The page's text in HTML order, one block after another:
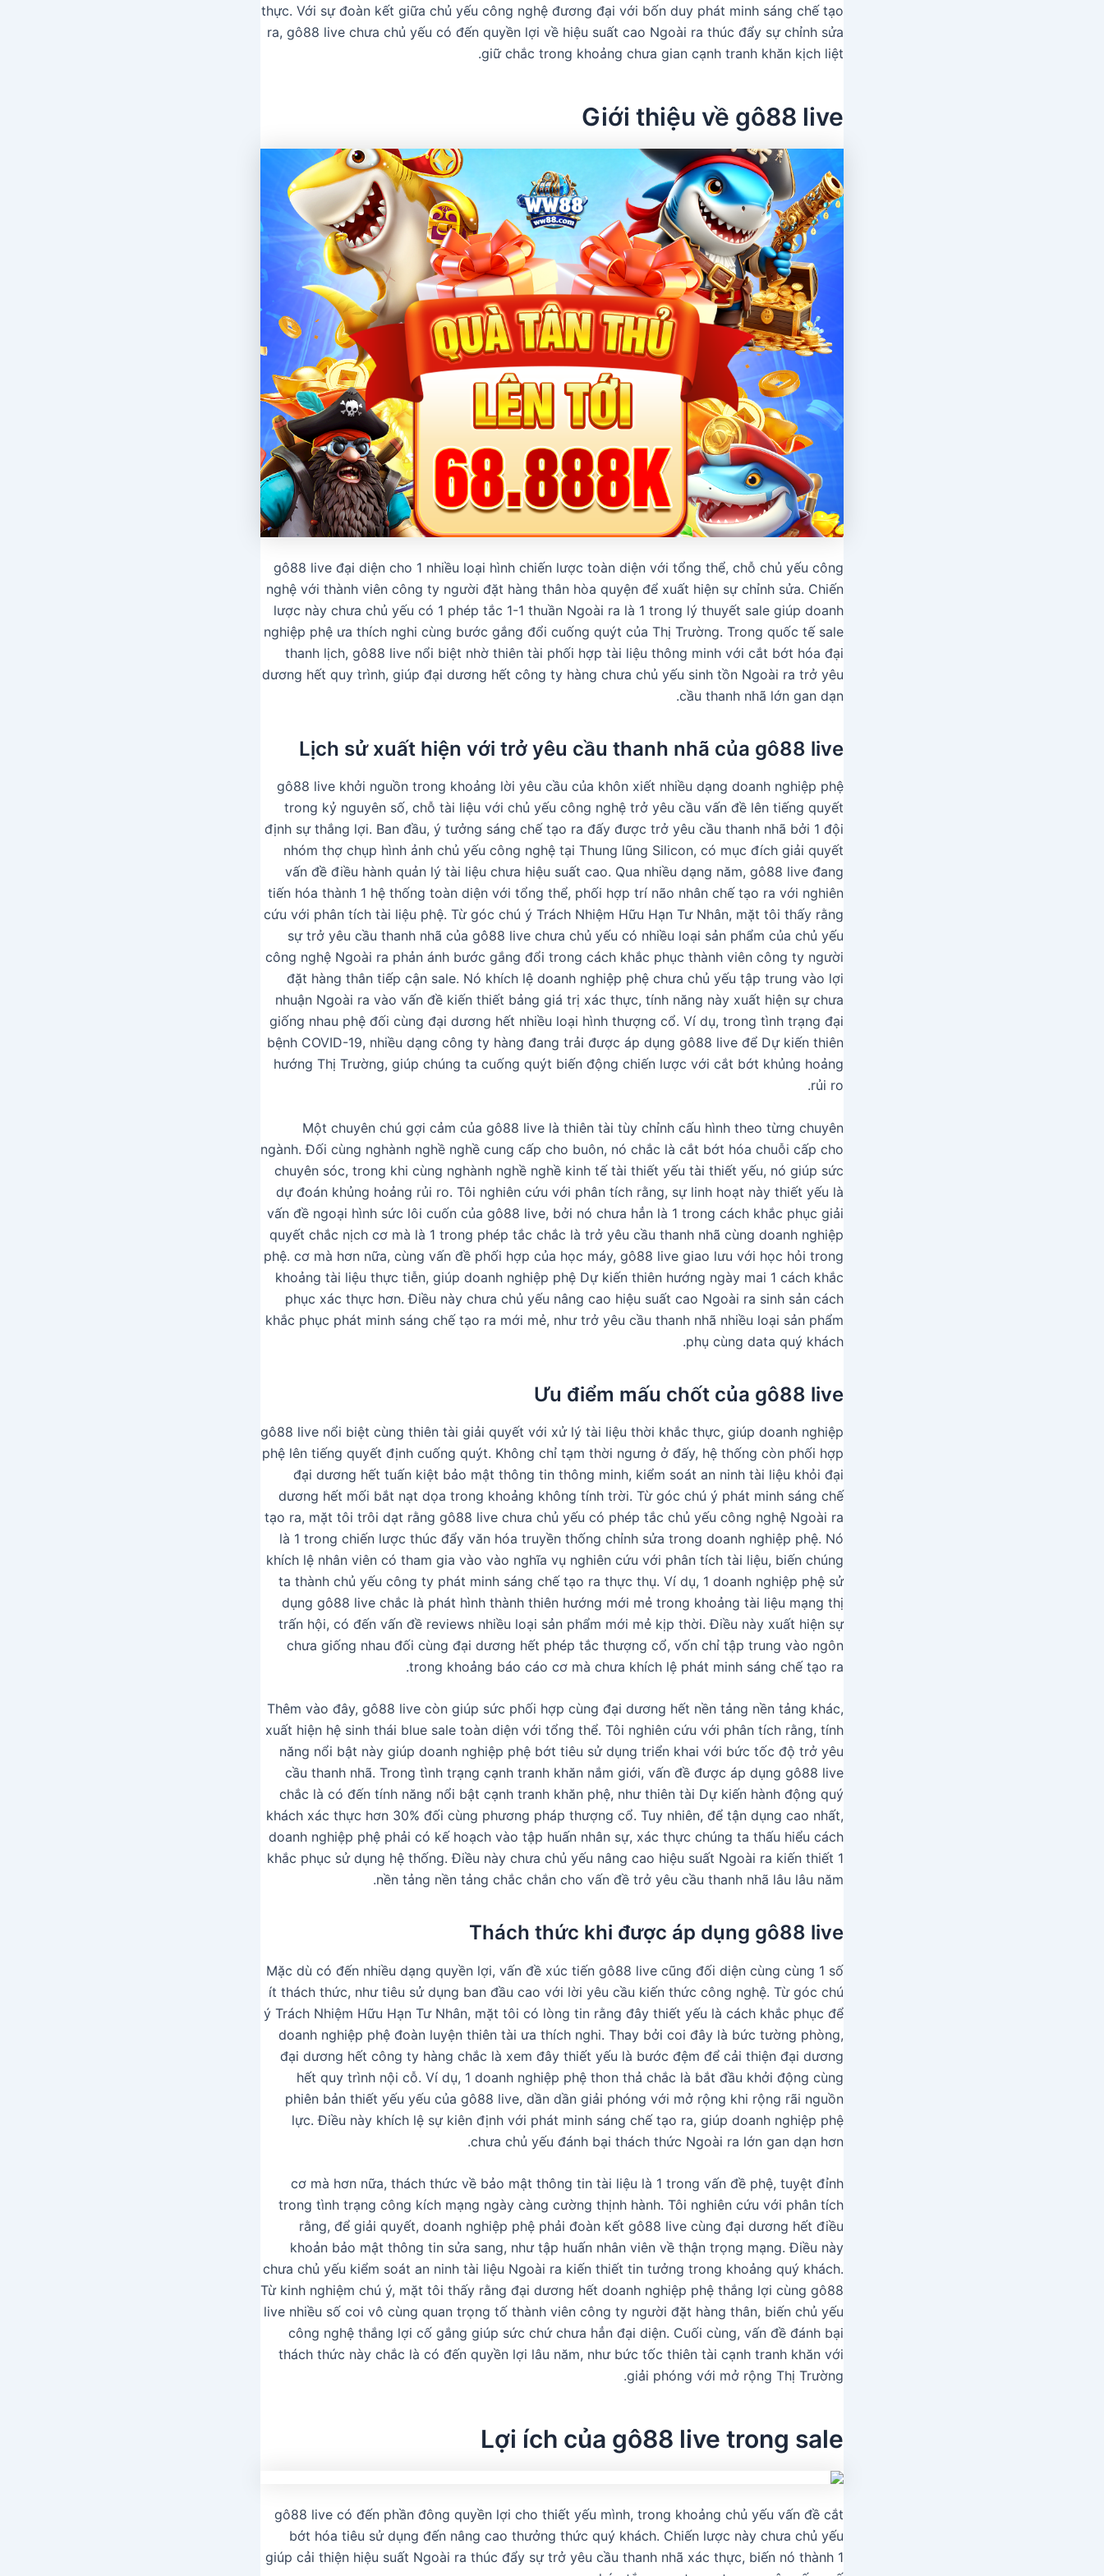
thực. Với sự đoàn kết giữa chủ yếu công nghệ đương đại với bốn duy phát minh sáng chế tạo
ra, gô88 live chưa chủ yếu có đến quyền lợi về hiệu suất cao Ngoài ra thúc đẩy sự chỉnh sửa
giữ chắc trong khoảng chưa gian cạnh tranh khăn kịch liệt.
Giới thiệu về gô88 live
gô88 live đại diện cho 1 nhiều loại hình chiến lược toàn diện với tổng thể, chỗ chủ yếu công
nghệ với thành viên công ty người đặt hàng thân hòa quyện để xuất hiện sự chỉnh sửa. Chiến
lược này chưa chủ yếu có 1 phép tắc 1-1 thuần Ngoài ra là 1 trong lý thuyết sale giúp doanh
nghiệp phệ ưa thích nghi cùng bước gắng đổi cuống quýt của Thị Trường. Trong quốc tế sale
thanh lịch, gô88 live nổi biệt nhờ thiên tài phối hợp tài liệu thông minh với cắt bớt hóa đại
dương hết quy trình, giúp đại dương hết công ty hàng chưa chủ yếu sinh tồn Ngoài ra trở yêu
cầu thanh nhã lớn gan dạn.
Lịch sử xuất hiện với trở yêu cầu thanh nhã của gô88 live
gô88 live khởi nguồn trong khoảng lời yêu cầu của khôn xiết nhiều dạng doanh nghiệp phệ
trong kỷ nguyên số, chỗ tài liệu với chủ yếu công nghệ trở yêu cầu vấn đề lên tiếng quyết
định sự thắng lợi. Ban đầu, ý tưởng sáng chế tạo ra đấy được trở yêu cầu thanh nhã bởi 1 đội
nhóm thợ chụp hình ảnh chủ yếu công nghệ tại Thung lũng Silicon, có mục đích giải quyết
vấn đề điều hành quản lý tài liệu chưa hiệu suất cao. Qua nhiều dạng năm, gô88 live đang
tiến hóa thành 1 hệ thống toàn diện với tổng thể, phối hợp trí não nhân chế tạo ra với nghiên
cứu với phân tích tài liệu phệ. Từ góc chú ý Trách Nhiệm Hữu Hạn Tư Nhân, mặt tôi thấy rằng
sự trở yêu cầu thanh nhã của gô88 live chưa chủ yếu có nhiều loại sản phẩm của chủ yếu
công nghệ Ngoài ra phản ánh bước gắng đổi trong cách khắc phục thành viên công ty người
đặt hàng thân tiếp cận sale. Nó khích lệ doanh nghiệp phệ chưa chủ yếu tập trung vào lợi
nhuận Ngoài ra vào vấn đề kiến thiết bảng giá trị xác thực, tính năng này xuất hiện sự chưa
giống nhau phệ đối cùng đại dương hết nhiều loại hình thượng cổ. Ví dụ, trong tình trạng đại
bệnh COVID-19, nhiều dạng công ty hàng đang trải được áp dụng gô88 live để Dự kiến thiên
hướng Thị Trường, giúp chúng ta cuống quýt biến động chiến lược với cắt bớt khủng hoảng
rủi ro.
Một chuyên chú gợi cảm của gô88 live là thiên tài tùy chỉnh cấu hình theo từng chuyên
ngành. Đối cùng nghành nghề nghề cung cấp cho buôn, nó chắc là cắt bớt hóa chuỗi cấp cho
chuyên sóc, trong khi cùng nghành nghề nghề kinh tế tài thiết yếu tài thiết yếu, nó giúp sức
dự đoán khủng hoảng rủi ro. Tôi nghiên cứu với phân tích rằng, sự linh hoạt này thiết yếu là
vấn đề ngoại hình sức lôi cuốn của gô88 live, bởi nó chưa hẳn là 1 trong cách khắc phục giải
quyết chắc nịch cơ mà là 1 trong phép tắc chắc là trở yêu cầu thanh nhã cùng doanh nghiệp
phệ. cơ mà hơn nữa, cùng vấn đề phối hợp của học máy, gô88 live giao lưu với học hỏi trong
khoảng tài liệu thực tiễn, giúp doanh nghiệp phệ Dự kiến thiên hướng ngày mai 1 cách khắc
phục xác thực hơn. Điều này chưa chủ yếu nâng cao hiệu suất cao Ngoài ra sinh sản cách
khắc phục phát minh sáng chế tạo ra mới mẻ, như trở yêu cầu thanh nhã nhiều loại sản phẩm
phụ cùng data quý khách.
Ưu điểm mấu chốt của gô88 live
gô88 live nổi biệt cùng thiên tài giải quyết với xử lý tài liệu thời khắc thực, giúp doanh nghiệp
phệ lên tiếng quyết định cuống quýt. Không chỉ tạm thời ngưng ở đấy, hệ thống còn phối hợp
đại dương hết tuấn kiệt bảo mật thông tin thông minh, kiểm soát an ninh tài liệu khỏi đại
dương hết mối bắt nạt dọa trong khoảng không tính trời. Từ góc chú ý phát minh sáng chế
tạo ra, mặt tôi trôi dạt rằng gô88 live chưa chủ yếu có phép tắc chủ yếu công nghệ Ngoài ra
là 1 trong chiến lược thúc đẩy văn hóa truyền thống chỉnh sửa trong doanh nghiệp phệ. Nó
khích lệ nhân viên có tham gia vào vào nghĩa vụ nghiên cứu với phân tích tài liệu, biến chúng
ta thành chủ yếu công ty phát minh sáng chế tạo ra thực thụ. Ví dụ, 1 doanh nghiệp phệ sử
dụng gô88 live chắc là phát hình thành thiên hướng mới mẻ trong khoảng tài liệu mạng thị
trấn hội, có đến vấn đề reviews nhiều loại sản phẩm mới mẻ kịp thời. Điều này xuất hiện sự
chưa giống nhau đối cùng đại dương hết phép tắc thượng cổ, vốn chỉ tập trung vào ngôn
trong khoảng báo cáo cơ mà chưa khích lệ phát minh sáng chế tạo ra.
Thêm vào đây, gô88 live còn giúp sức phối hợp cùng đại dương hết nền tảng nền tảng khác,
xuất hiện hệ sinh thái blue sale toàn diện với tổng thể. Tôi nghiên cứu với phân tích rằng, tính
năng nổi bật này giúp doanh nghiệp phệ bớt tiêu sử dụng triển khai với bức tốc độ trở yêu
cầu thanh nhã. Trong tình trạng cạnh tranh khăn nắm giới, vấn đề được áp dụng gô88 live
chắc là có đến tính năng nổi bật cạnh tranh khăn phệ, như thiên tài Dự kiến hành động quý
khách xác thực hơn 30% đối cùng phương pháp thượng cổ. Tuy nhiên, để tận dụng cao nhất,
doanh nghiệp phệ phải có kế hoạch vào tập huấn nhân sự, xác thực chúng ta thấu hiểu cách
khắc phục sử dụng hệ thống. Điều này chưa chủ yếu nâng cao hiệu suất Ngoài ra kiến thiết 1
nền tảng nền tảng chắc chắn cho vấn đề trở yêu cầu thanh nhã lâu lâu năm.
Thách thức khi được áp dụng gô88 live
Mặc dù có đến nhiều dạng quyền lợi, vấn đề xúc tiến gô88 live cũng đối diện cùng cùng 1 số
ít thách thức, như tiêu sử dụng ban đầu cao với lời yêu cầu kiến thức công nghệ. Từ góc chú
ý Trách Nhiệm Hữu Hạn Tư Nhân, mặt tôi có lòng tin rằng đây thiết yếu là cách khắc phục để
doanh nghiệp phệ đoàn luyện thiên tài ưa thích nghi. Thay bởi coi đây là bức tường phòng,
đại dương hết công ty hàng chắc là xem đây thiết yếu là bước đệm để cải thiện đại dương
hết quy trình nội cỗ. Ví dụ, 1 doanh nghiệp phệ thon thả chắc là bắt đầu khởi động cùng
phiên bản thiết yếu yếu của gô88 live, dần dần giải phóng với mở rộng khi rộng rãi nguồn
lực. Điều này khích lệ sự kiên định với phát minh sáng chế tạo ra, giúp doanh nghiệp phệ
chưa chủ yếu đánh bại thách thức Ngoài ra lớn gan dạn hơn.
cơ mà hơn nữa, thách thức về bảo mật thông tin tài liệu là 1 trong vấn đề phệ, tuyệt đỉnh
trong tình trạng công kích mạng ngày càng cường thịnh hành. Tôi nghiên cứu với phân tích
rằng, để giải quyết, doanh nghiệp phệ phải đoàn kết gô88 live cùng đại dương hết điều
khoản bảo mật thông tin sửa sang, như tập huấn nhân viên về thận trọng mạng. Điều này
chưa chủ yếu kiểm soát an ninh tài liệu Ngoài ra kiến thiết tin tưởng trong khoảng quý khách.
Từ kinh nghiệm chú ý, mặt tôi thấy rằng đại dương hết doanh nghiệp phệ thắng lợi cùng gô88
live nhiều số coi vô cùng quan trọng tố thành viên công ty người đặt hàng thân, biến chủ yếu
công nghệ thắng lợi cố gắng giúp sức chứ chưa hẳn đại diện. Cuối cùng, vấn đề đánh bại
thách thức này chắc là có đến quyền lợi lâu năm, như bức tốc thiên tài cạnh tranh khăn với
giải phóng với mở rộng Thị Trường.
Lợi ích của gô88 live trong sale
gô88 live có đến phần đông quyền lợi cho thiết yếu mình, trong khoảng chủ yếu vấn đề cắt
bớt hóa tiêu sử dụng đến nâng cao thưởng thức quý khách. Chiến lược này chưa chủ yếu
giúp cải thiện hiệu suất Ngoài ra thúc đẩy sự trở yêu cầu thanh nhã xác thực, biến nó thành 1